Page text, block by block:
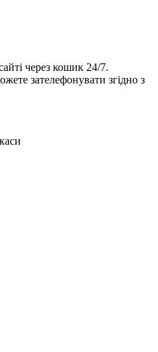
через кошик 24/7.
зателефонувати згідно з